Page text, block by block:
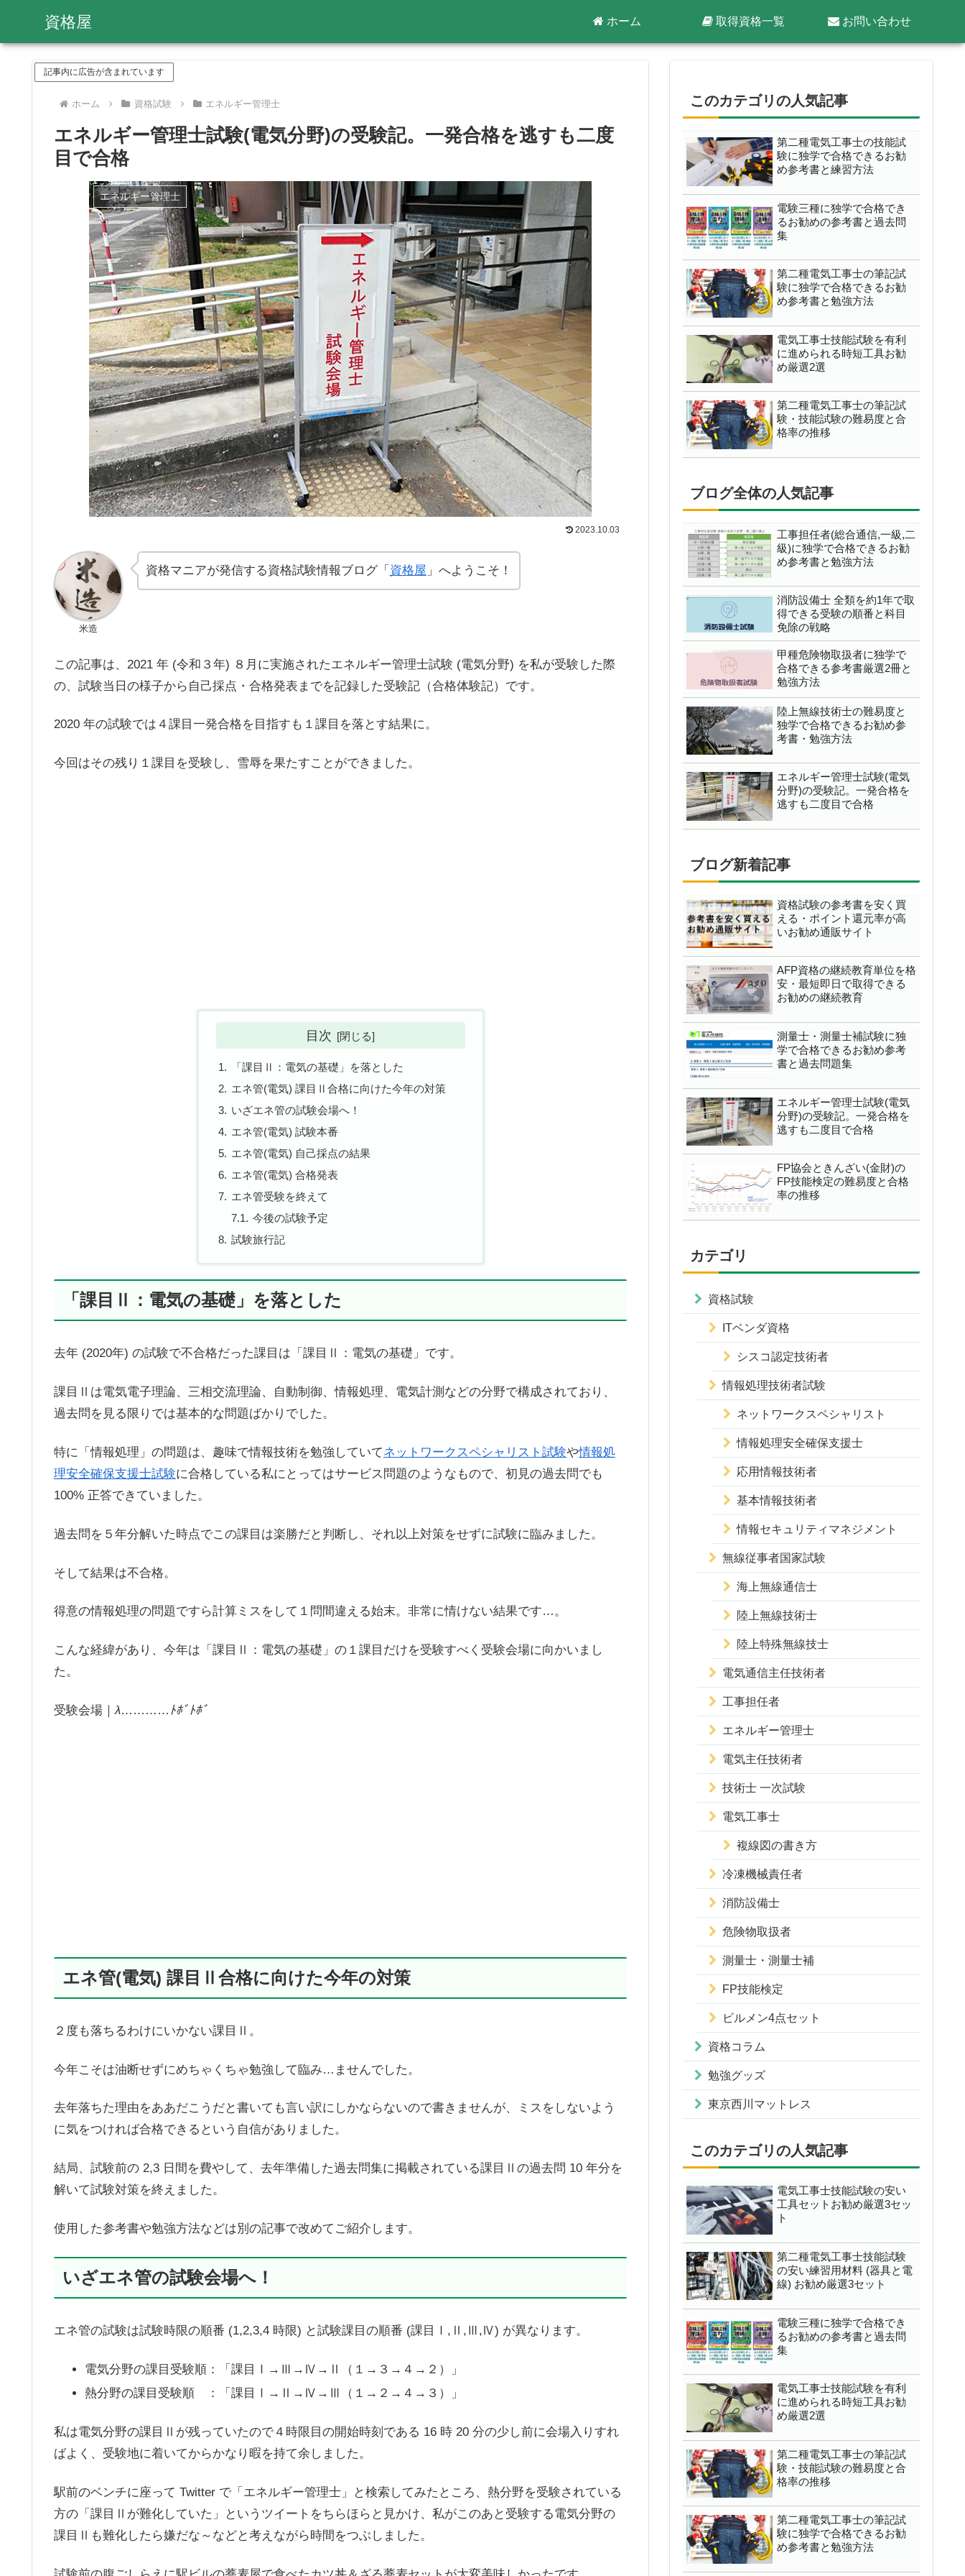
資格屋 ホーム 取得資格一覧 お問い合わせ
記事内に広告が含まれています
ホーム 資格試験 エネルギー管理士
エネルギー管理士試験(電気分野)の受験記。一発合格を逃すも二度
目で合格
エネルギー管理士
2023.10.03
米造
資格マニアが発信する資格試験情報ブログ「 資格屋 」へようこそ！
この記事は、2021 年 (令和３年) ８月に実施されたエネルギー管理士試験 (電気分野) を私が受験した際
の、試験当日の様子から自己採点・合格発表までを記録した受験記（合格体験記）です。
2020 年の試験では４課目一発合格を目指すも１課目を落とす結果に。
今回はその残り１課目を受験し、雪辱を果たすことができました。
目次
「課目Ⅱ：電気の基礎」を落とした
エネ管(電気) 課目Ⅱ合格に向けた今年の対策
いざエネ管の試験会場へ！
エネ管(電気) 試験本番
エネ管(電気) 自己採点の結果
エネ管(電気) 合格発表
エネ管受験を終えて
今後の試験予定
試験旅行記
「課目Ⅱ：電気の基礎」を落とした
去年 (2020年) の試験で不合格だった課目は「課目Ⅱ：電気の基礎」です。
課目Ⅱは電気電子理論、三相交流理論、自動制御、情報処理、電気計測などの分野で構成されており、
過去問を見る限りでは基本的な問題ばかりでした。
特に「情報処理」の問題は、趣味で情報技術を勉強していてネットワークスペシャリスト試験や情報処
理安全確保支援士試験に合格している私にとってはサービス問題のようなもので、初見の過去問でも
100% 正答できていました。
過去問を５年分解いた時点でこの課目は楽勝だと判断し、それ以上対策をせずに試験に臨みました。
そして結果は不合格。
得意の情報処理の問題ですら計算ミスをして１問間違える始末。非常に情けない結果です…。
こんな経緯があり、今年は「課目Ⅱ：電気の基礎」の１課目だけを受験すべく受験会場に向かいまし
た。
受験会場｜λ………… ﾄﾎﾞﾄﾎﾞ
エネ管(電気) 課目Ⅱ合格に向けた今年の対策
２度も落ちるわけにいかない課目Ⅱ。
今年こそは油断せずにめちゃくちゃ勉強して臨み…ませんでした。
去年落ちた理由をああだこうだと書いても言い訳にしかならないので書きませんが、ミスをしないよう
に気をつければ合格できるという自信がありました。
結局、試験前の 2,3 日間を費やして、去年準備した過去問集に掲載されている課目Ⅱの過去問 10 年分を
解いて試験対策を終えました。
使用した参考書や勉強方法などは別の記事で改めてご紹介します。
いざエネ管の試験会場へ！
エネ管の試験は試験時限の順番 (1,2,3,4 時限) と試験課目の順番 (課目Ⅰ,Ⅱ,Ⅲ,Ⅳ) が異なります。
電気分野の課目受験順：「課目Ⅰ→Ⅲ→Ⅳ→Ⅱ（１→３→４→２）」
熱分野の課目受験順 ：「課目Ⅰ→Ⅱ→Ⅳ→Ⅲ（１→２→４→３）」
私は電気分野の課目Ⅱが残っていたので４時限目の開始時刻である 16 時 20 分の少し前に会場入りすれ
ばよく、受験地に着いてからかなり暇を持て余しました。
駅前のベンチに座って Twitter で「エネルギー管理士」と検索してみたところ、熱分野を受験されている
方の「課目Ⅱが難化していた」というツイートをちらほらと見かけ、私がこのあと受験する電気分野の
課目Ⅱも難化したら嫌だな～などと考えながら時間をつぶしました。
このカテゴリの人気記事
第二種電気工事士の技能試
験に独学で合格できるお勧
め参考書と練習方法
電験三種に独学で合格でき
るお勧めの参考書と過去問
集
第二種電気工事士の筆記試
験に独学で合格できるお勧
め参考書と勉強方法
電気工事士技能試験を有利
に進められる時短工具お勧
め厳選2選
第二種電気工事士の筆記試
験・技能試験の難易度と合
格率の推移
ブログ全体の人気記事
工事担任者(総合通信,一級,二
級)に独学で合格できるお勧
め参考書と勉強方法
消防設備士 全類を約1年で取
得できる受験の順番と科目
免除の戦略
甲種危険物取扱者に独学で
合格できる参考書厳選2冊と
勉強方法
陸上無線技術士の難易度と
独学で合格できるお勧め参
考書・勉強方法
エネルギー管理士試験(電気
分野)の受験記。一発合格を
逃すも二度目で合格
ブログ新着記事
資格試験の参考書を安く買
える・ポイント還元率が高
いお勧め通販サイト
AFP資格の継続教育単位を格
安・最短即日で取得できる
お勧めの継続教育
測量士・測量士補試験に独
学で合格できるお勧め参考
書と過去問題集
エネルギー管理士試験(電気
分野)の受験記。一発合格を
逃すも二度目で合格
FP協会ときんざい(金財)の
FP技能検定の難易度と合格
率の推移
カテゴリ
資格試験
ITベンダ資格
シスコ認定技術者
情報処理技術者試験
ネットワークスペシャリスト
情報処理安全確保支援士
応用情報技術者
基本情報技術者
情報セキュリティマネジメント
無線従事者国家試験
海上無線通信士
陸上無線技術士
陸上特殊無線技士
電気通信主任技術者
工事担任者
エネルギー管理士
電気主任技術者
技術士 一次試験
電気工事士
複線図の書き方
冷凍機械責任者
消防設備士
危険物取扱者
測量士・測量士補
FP技能検定
ビルメン4点セット
資格コラム
勉強グッズ
東京西川マットレス
このカテゴリの人気記事
電気工事士技能試験の安い
工具セットお勧め厳選3セッ
ト
第二種電気工事士技能試験
の安い練習用材料 (器具と電
線) お勧め厳選3セット
電験三種に独学で合格でき
るお勧めの参考書と過去問
集
電気工事士技能試験を有利
に進められる時短工具お勧
め厳選2選
第二種電気工事士の筆記試
験・技能試験の難易度と合
格率の推移
第二種電気工事士の筆記試
験に独学で合格できるお勧
め参考書と勉強方法